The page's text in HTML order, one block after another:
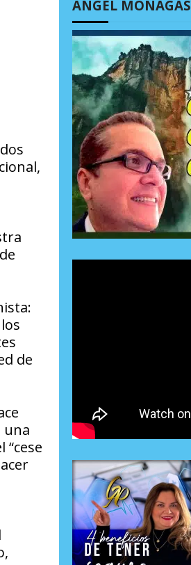
de
una
ÁNGEL MONAGAS